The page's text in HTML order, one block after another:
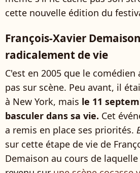
cette nouvelle édition du
François-Xavier
radicalement de vie
C'est en 2005 que le
pas sur scène. Peu avant, il
à New York, mais le 11
basculer dans sa vie. Cet
a remis en place ses priorités.
sur cette étape de vie de
Demaison au cours de